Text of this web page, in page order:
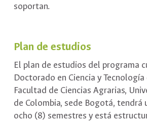
soportan.
Plan de estudios
El plan de estudios del programa
Doctorado en Ciencia y
Facultad de Ciencias Agrarias,
de Colombia, sede Bogotá, tendrá
ocho (8) semestres y está